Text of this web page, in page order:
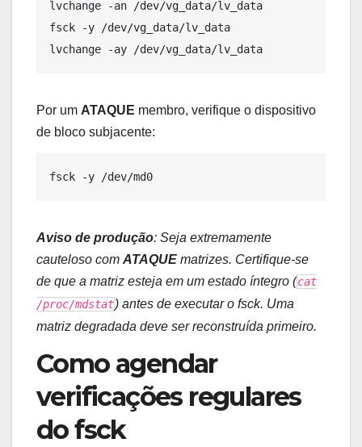
lvchange -an /dev/vg_data/lv_data
fsck -y /dev/vg_data/lv_data
Por um ATAQUE membro, verifique o dispositivo
de bloco subjacente:
Aviso de produção: Seja extremamente
cauteloso com ATAQUE matrizes. Certifique-se
de que a matriz esteja em um estado íntegro (cat
/proc/mdstat) antes de executar o fsck. Uma
matriz degradada deve ser reconstruída primeiro.
Como agendar
verificações regulares
do fsck